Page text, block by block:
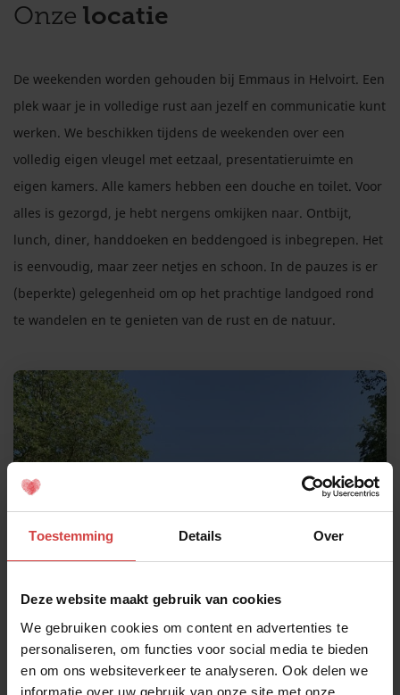
Toestemming Details Over
Deze website maakt gebruik van cookies
We gebruiken cookies om content en advertenties te
personaliseren, om functies voor social media te bieden
en om ons websiteverkeer te analyseren. Ook delen we
informatie over uw gebruik van onze site met onze
Onze locatie
De weekenden worden gehouden bij Emmaus in Helvoirt. Een
plek waar je in volledige rust aan jezelf en communicatie kunt
werken. We beschikken tijdens de weekenden over een
volledig eigen vleugel met eetzaal, presentatieruimte en
eigen kamers. Alle kamers hebben een douche en toilet. Voor
alles is gezorgd, je hebt nergens omkijken naar. Ontbijt,
lunch, diner, handdoeken en beddengoed is inbegrepen. Het
is eenvoudig, maar zeer netjes en schoon. In de pauzes is er
(beperkte) gelegenheid om op het prachtige landgoed rond
te wandelen en te genieten van de rust en de natuur.